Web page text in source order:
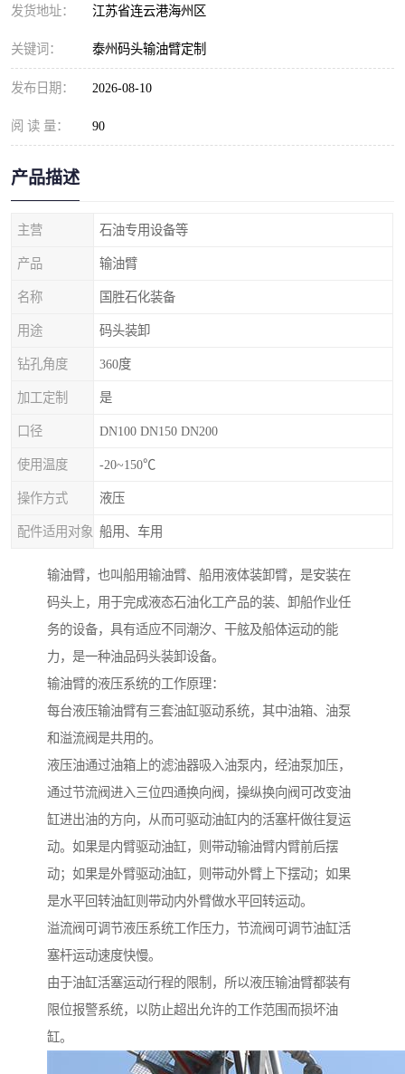
发货地址： 江苏省连云港海州区
关键词： 泰州码头输油臂定制
发布日期： 2026-08-10
阅 读 量： 90
产品描述
主营 石油专用设备等
产品 输油臂
名称 国胜石化装备
用途 码头装卸
钻孔角度 360度
加工定制 是
口径 DN100 DN150 DN200
使用温度 -20~150℃
操作方式 液压
配件适用对象 船用、车用
输油臂，也叫船用输油臂、船用液体装卸臂，是安装在
码头上，用于完成液态石油化工产品的装、卸船作业任
务的设备，具有适应不同潮汐、干舷及船体运动的能
力，是一种油品码头装卸设备。
输油臂的液压系统的工作原理：
每台液压输油臂有三套油缸驱动系统，其中油箱、油泵
和溢流阀是共用的。
液压油通过油箱上的滤油器吸入油泵内，经油泵加压，
通过节流阀进入三位四通换向阀，操纵换向阀可改变油
缸进出油的方向，从而可驱动油缸内的活塞杆做往复运
动。如果是内臂驱动油缸，则带动输油臂内臂前后摆
动；如果是外臂驱动油缸，则带动外臂上下摆动；如果
是水平回转油缸则带动内外臂做水平回转运动。
溢流阀可调节液压系统工作压力，节流阀可调节油缸活
塞杆运动速度快慢。
由于油缸活塞运动行程的限制，所以液压输油臂都装有
限位报警系统，以防止超出允许的工作范围而损坏油
缸。